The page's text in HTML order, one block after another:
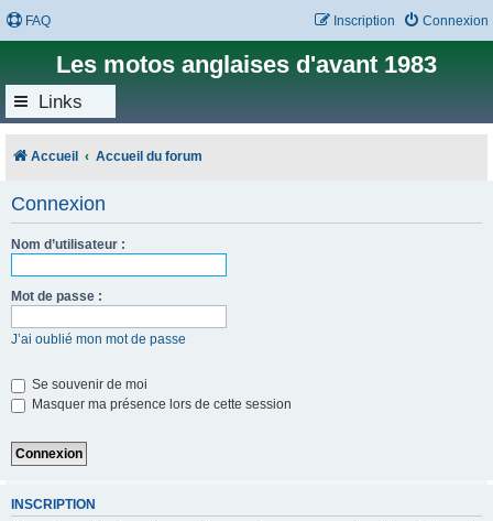
FAQ Connexion
Inscription
Les motos anglaises d'avant 1983
Links
Accueil Accueil du forum
Connexion
Nom d’utilisateur :
Mot de passe :
J’ai oublié mon mot de passe
Se souvenir de moi
Masquer ma présence lors de cette session
INSCRIPTION